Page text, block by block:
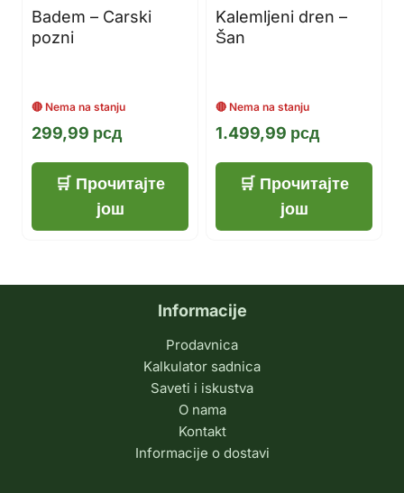
Badem – Carski
pozni
299,99 рсд
Прочитајте
још
Kalemljeni dren –
Šan
1.499,99 рсд
Прочитајте
још
Informacije
Prodavnica
Kalkulator sadnica
Saveti i iskustva
O nama
Kontakt
Informacije o dostavi